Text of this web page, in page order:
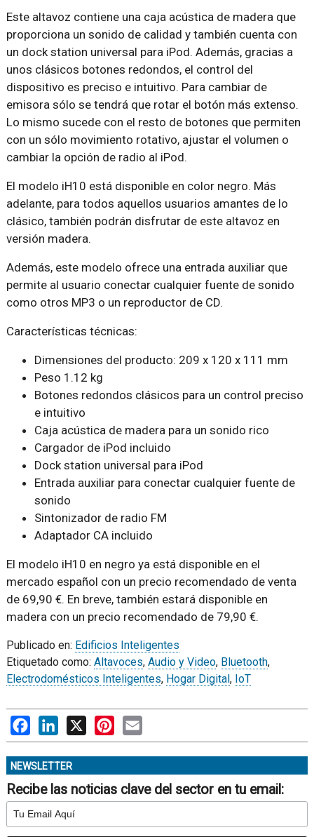
Este altavoz contiene una caja acústica de madera que
proporciona un sonido de calidad y también cuenta con
un dock station universal para iPod. Además, gracias a
unos clásicos botones redondos, el control del
dispositivo es preciso e intuitivo. Para cambiar de
emisora sólo se tendrá que rotar el botón más extenso.
Lo mismo sucede con el resto de botones que permiten
con un sólo movimiento rotativo, ajustar el volumen o
cambiar la opción de radio al iPod.
El modelo iH10 está disponible en color negro. Más
adelante, para todos aquellos usuarios amantes de lo
clásico, también podrán disfrutar de este altavoz en
versión madera.
Además, este modelo ofrece una entrada auxiliar que
permite al usuario conectar cualquier fuente de sonido
como otros MP3 o un reproductor de CD.
Características técnicas:
Dimensiones del producto: 209 x 120 x 111 mm
Peso 1.12 kg
Botones redondos clásicos para un control preciso
e intuitivo
Caja acústica de madera para un sonido rico
Cargador de iPod incluido
Dock station universal para iPod
Entrada auxiliar para conectar cualquier fuente de
sonido
Sintonizador de radio FM
Adaptador CA incluido
El modelo iH10 en negro ya está disponible en el
mercado español con un precio recomendado de venta
de 69,90 €. En breve, también estará disponible en
madera con un precio recomendado de 79,90 €.
Publicado en: Edificios Inteligentes
Etiquetado como: Altavoces, Audio y Video, Bluetooth,
Electrodomésticos Inteligentes, Hogar Digital, IoT
FacebookLinkedIn
X PinterestEmail
NEWSLETTER
Recibe las noticias clave del sector en tu email: